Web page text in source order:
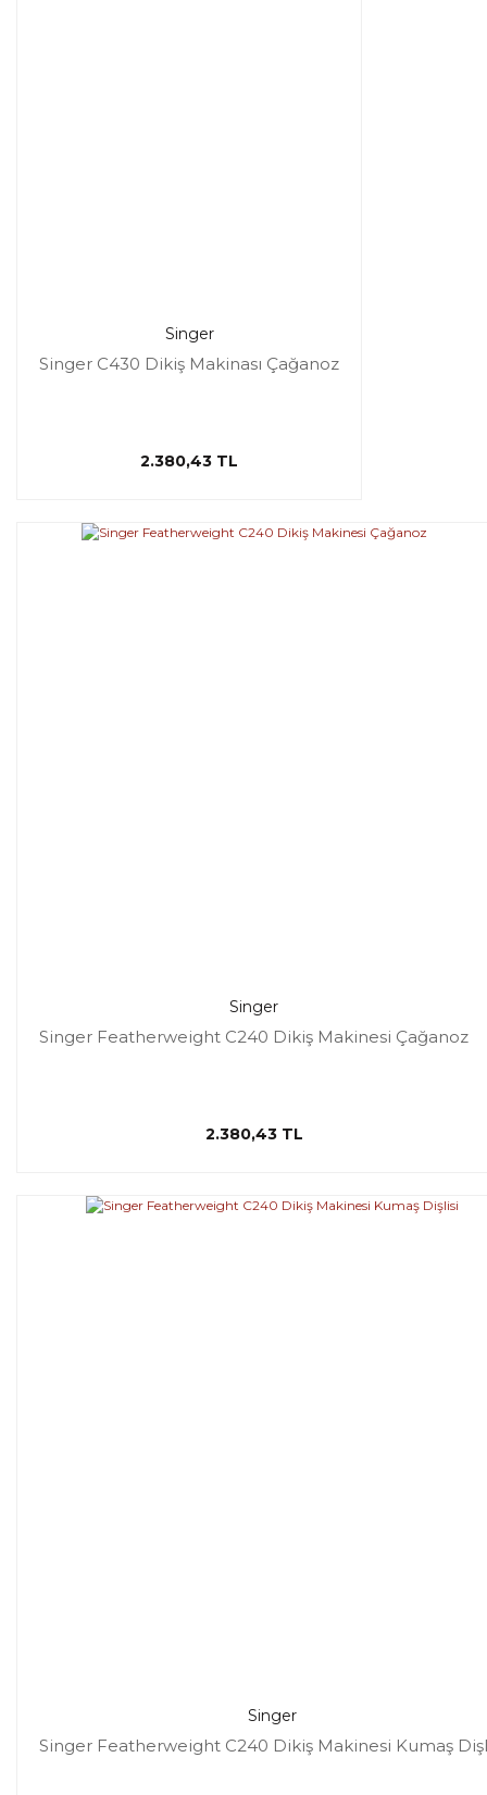
Singer
Singer C430 Dikiş Makinası Çağanoz
2.380,43 TL
Singer
Singer Featherweight C240 Dikiş Makinesi Çağanoz
2.380,43 TL
Singer
Singer Featherweight C240 Dikiş Makinesi Kumaş